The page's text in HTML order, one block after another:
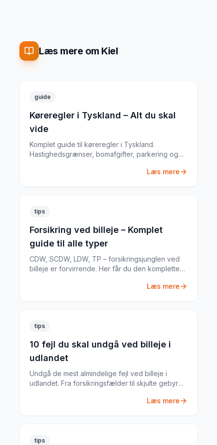
Læs mere om Kiel
guide
Køreregler i Tyskland – Alt du skal
vide
Komplet guide til køreregler i Tyskland.
Hastighedsgrænser, bomafgifter, parkering og
Læs mere
tips
Forsikring ved billeje – Komplet
guide til alle typer
CDW, SCDW, LDW, TP – forsikringsjunglen ved
billeje er forvirrende. Her får du den komplette
Læs mere
tips
10 fejl du skal undgå ved billeje i
udlandet
Undgå de mest almindelige fejl ved billeje i
udlandet. Fra forsikringsfælder til skjulte gebyrer
Læs mere
tips